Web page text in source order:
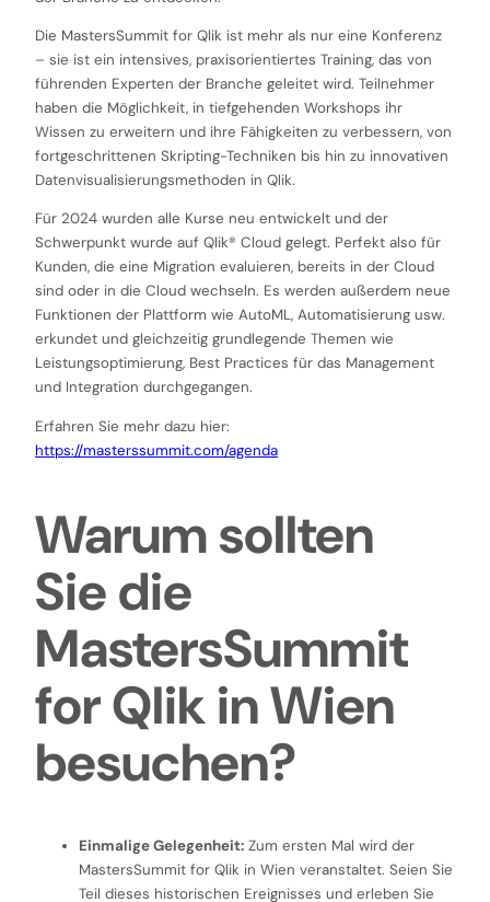
Die MastersSummit for Qlik ist mehr als nur eine Konferenz
– sie ist ein intensives, praxisorientiertes Training, das von
führenden Experten der Branche geleitet wird. Teilnehmer
haben die Möglichkeit, in tiefgehenden Workshops ihr
Wissen zu erweitern und ihre Fähigkeiten zu verbessern, von
fortgeschrittenen Skripting-Techniken bis hin zu innovativen
Datenvisualisierungsmethoden in Qlik.
Für 2024 wurden alle Kurse neu entwickelt und der
Schwerpunkt wurde auf Qlik® Cloud gelegt. Perfekt also für
Kunden, die eine Migration evaluieren, bereits in der Cloud
sind oder in die Cloud wechseln. Es werden außerdem neue
Funktionen der Plattform wie AutoML, Automatisierung usw.
erkundet und gleichzeitig grundlegende Themen wie
Leistungsoptimierung, Best Practices für das Management
und Integration durchgegangen.
Erfahren Sie mehr dazu hier:
https://masterssummit.com/agenda
Warum sollten
Sie die
MastersSummit
for Qlik in Wien
besuchen?
Einmalige Gelegenheit: Zum ersten Mal wird der
MastersSummit for Qlik in Wien veranstaltet. Seien Sie
Teil dieses historischen Ereignisses und erleben Sie